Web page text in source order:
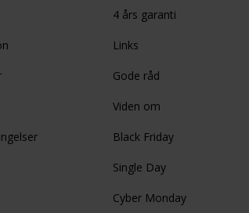
4 års garanti
Links
Gode råd
Viden om
Black Friday
Single Day
Cyber Monday